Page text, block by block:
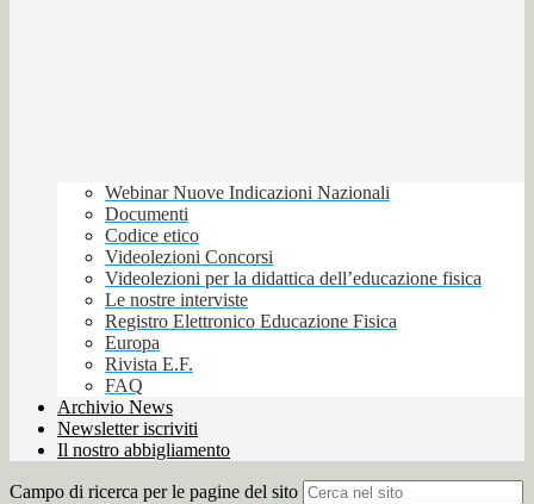
Webinar Nuove Indicazioni Nazionali
Documenti
Codice etico
Videolezioni Concorsi
Videolezioni per la didattica dell’educazione fisica
Le nostre interviste
Registro Elettronico Educazione Fisica
Europa
Rivista E.F.
FAQ
Archivio News
Newsletter iscriviti
Il nostro abbigliamento
Campo di ricerca per le pagine del sito